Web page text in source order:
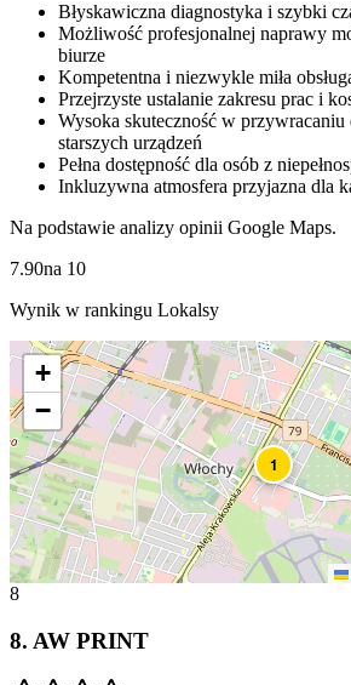
Błyskawiczna diagnostyka i szybki
Możliwość profesjonalnej naprawy
biurze
Kompetentna i niezwykle miła
Przejrzyste ustalanie zakresu prac i
Wysoka skuteczność w przywracaniu
starszych urządzeń
Pełna dostępność dla osób z
Inkluzywna atmosfera przyjazna dla
Na podstawie analizy opinii Google Maps.
7.90na 10
Wynik w rankingu Lokalsy
1
+
−
8
8. AW PRINT